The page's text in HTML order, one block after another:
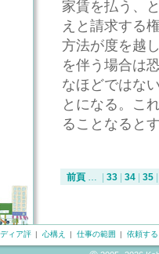
家賃を払う、
えと請求する
方法が度を越
を伴う場合は
なほどではな
とになる。こ
ることなると
前頁 … 33 34 35
ディア評 | 心構え | 仕事の範囲 | 依頼す